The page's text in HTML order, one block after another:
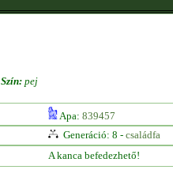
Szín: pej
Apa: 839457
Generáció: 8 - családfa
A kanca befedezhető!